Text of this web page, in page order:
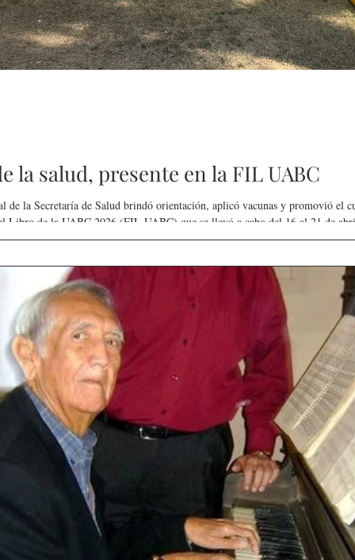
la salud, presente en la FIL UABC
de la Secretaría de Salud brindó orientación, aplicó vacunas y promovió el
llevó a cabo del 16 al 21 de abril. La FIL UABC contó con una
instalada en la explanada de Vicerrectoría, donde se ofreció información